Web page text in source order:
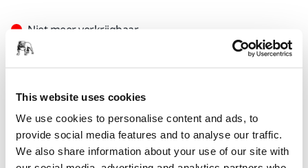
This website uses cookies
We use cookies to personalise content and ads, to
provide social media features and to analyse our traffic.
We also share information about your use of our site with
Niet meer verkrijgbaar
op mirka.com. Als u geïnteresseerd bent in dit
klantenservice voor meer informatie of de
dichtstbijzijnde reseller vinden.